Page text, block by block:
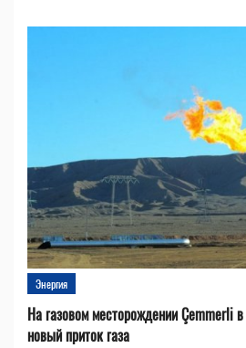
Энергия
На газовом месторождении Çemmerli
новый приток газа